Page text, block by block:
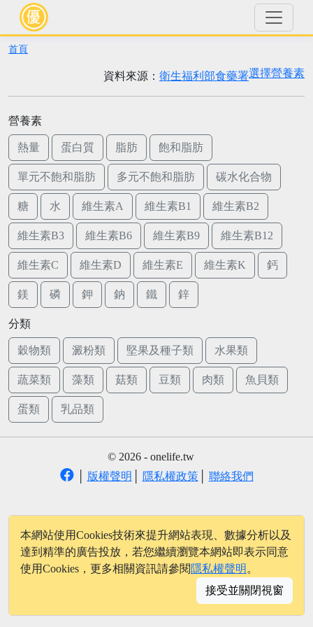
首頁
選擇營養素
資料來源： 衛生福利部食藥署
營養素
熱量 蛋白質 脂肪 飽和脂肪
單元不飽和脂肪 多元不飽和脂肪 碳水化合物
糖 水 維生素A 維生素B1 維生素B2
維生素B3 維生素B6 維生素B9 維生素B12
維生素C 維生素D 維生素E 維生素K 鈣
鎂 磷 鉀 鈉 鐵 鋅
分類
穀物類 澱粉類 堅果及種子類 水果類
蔬菜類 藻類 菇類 豆類 肉類 魚貝類
蛋類 乳品類
© 2026 - onelife.tw
版權聲明 隱私權政策│ 聯絡我們
本網站使用Cookies技術來提升網站表現、數據分析以及
達到精準的廣告投放，若您繼續瀏覽本網站即表示同意
使用Cookies，更多相關資訊請參閱 隱私權聲明 。
接受並關閉視窗